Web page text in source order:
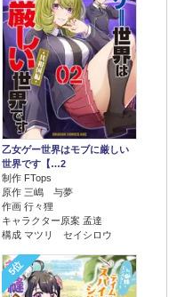
乙女ゲー世界はモブに厳しい
世界です【…2
制作 FTops
原作 三嶋 与夢
作画 行々狸
キャラクター原案 孟達
構成 マツリ セイシロウ
5位